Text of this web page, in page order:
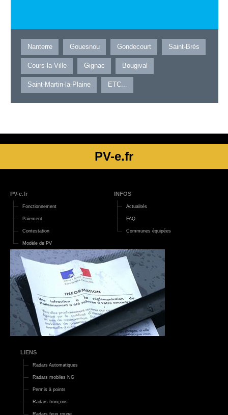
Nanterre Gouesnou Gondecourt Saint-Brès
Cours-la-Ville Gignac Bougival
Saint-Martin-la-Plaine ETC...
PV-e.fr
PV-e.fr
Fonctionnement
Paiement
Contestation
Modèle de PV
INFOS
Actualités
FAQ
Communes équipées
LIENS
Radars Automatiques
Radars mobiles NG
Permis à points
Radars tronçons
Radars feux rouge